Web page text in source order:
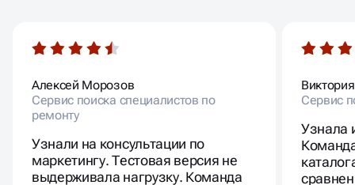
Алексей Морозов
Сервис поиска специалистов по
ремонту
Узнали на консультации по
маркетингу. Тестовая версия не
выдерживала нагрузку. Команда
Сервис
Узнала